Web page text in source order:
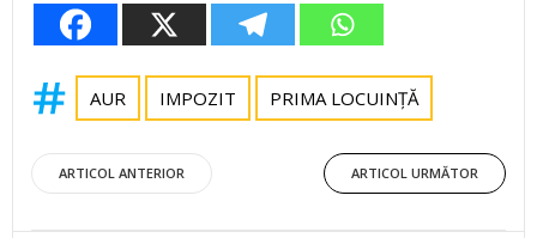
AUR IMPOZIT PRIMA LOCUINȚĂ
Post
ARTICOL ANTERIOR
PostARTICOL URMĂTOR